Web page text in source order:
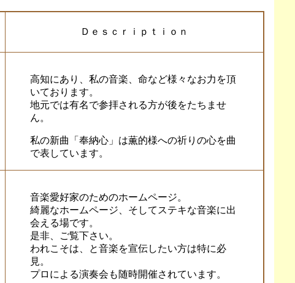
Ｄｅｓｃｒｉｐｔｉｏｎ
高知にあり、私の音楽、命など様々なお力を頂
いております。
地元では有名で参拝される方が後をたちませ
ん。
私の新曲「奉納心」は薫的様への祈りの心を曲
で表しています。
音楽愛好家のためのホームページ。
綺麗なホームページ、そしてステキな音楽に出
会える場です。
是非、ご覧下さい。
われこそは、と音楽を宣伝したい方は特に必
見。
プロによる演奏会も随時開催されています。